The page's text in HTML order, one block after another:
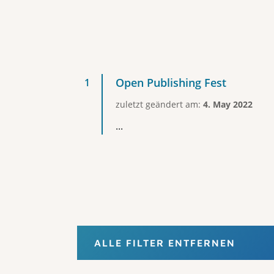
Open Publishing Fest
zuletzt geändert am: 4. May 2022
...
ALLE FILTER ENTFERNEN